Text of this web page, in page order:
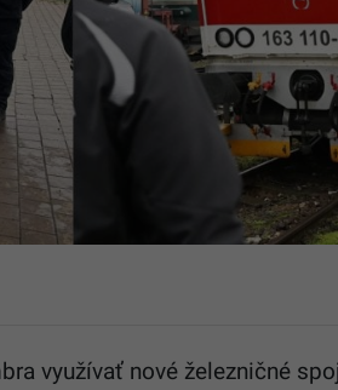
využívať nové železničné